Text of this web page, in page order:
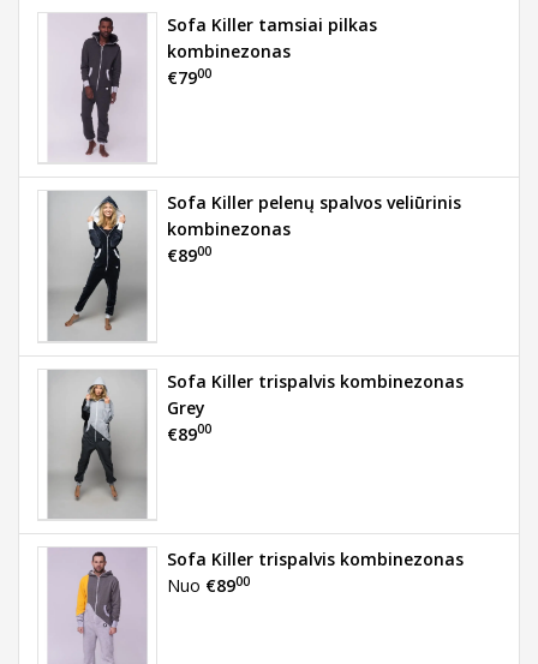
Sofa Killer tamsiai pilkas
kombinezonas
€7900
Sofa Killer pelenų spalvos veliūrinis
kombinezonas
€8900
Sofa Killer trispalvis kombinezonas
Grey
€8900
Sofa Killer trispalvis kombinezonas
Nuo €8900